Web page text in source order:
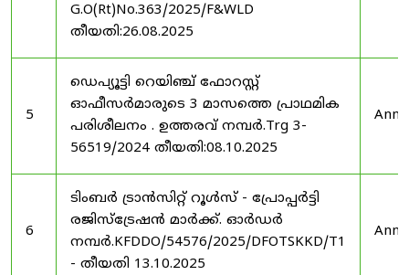
G.O(Rt)No.363/2025/F&WLD
തീയതി:26.08.2025
5
ഡെപ്യൂട്ടി റെയിഞ്ച് ഫോറസ്റ്റ്
ഓഫീസർമാരുടെ 3 മാസത്തെ പ്രാഥമിക
പരിശീലനം . ഉത്തരവ് നമ്പർ.Trg 3-
56519/2024 തീയതി:08.10.2025
6
ടിംബർ ട്രാൻസിറ്റ് റൂൾസ് - പ്രോപ്പർട്ടി
രജിസ്ട്രേഷൻ മാർക്ക്. ഓർഡർ
നമ്പർ.KFDDO/54576/2025/DFOTSKKD/T1
- തീയതി 13.10.2025